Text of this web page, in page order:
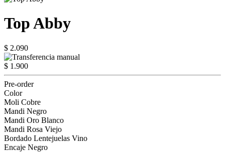
Top Abby
$ 2.090
$ 1.900
Pre-order
Color
Moli Cobre
Mandi Negro
Mandi Oro Blanco
Mandi Rosa Viejo
Bordado Lentejuelas Vino
Encaje Negro